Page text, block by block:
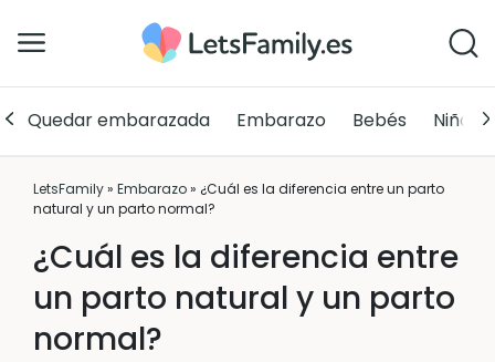
Quedar embarazada Embarazo Bebés Niños
LetsFamily» Embarazo» ¿Cuál es la diferencia entre un parto
natural y un parto normal?
¿Cuál es la diferencia entre
un parto natural y un parto
normal?